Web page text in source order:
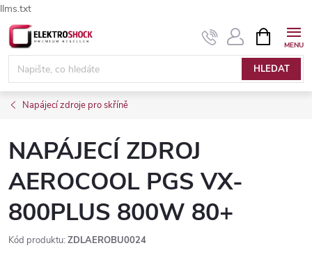
llms.txt
Přejít
na
obsah
HLEDAT
NÁKUPNÍ
KOŠÍK
Napájecí zdroje pro skříně
NAPÁJECÍ ZDROJ
AEROCOOL PGS VX-
800PLUS 800W 80+
Kód produktu: ZDLAEROBU0024
Elektroshock.cz - Chat